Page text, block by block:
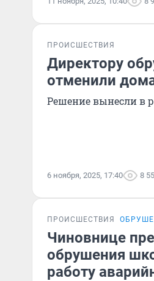
ПРОИСШЕСТВИЯ
Директору
отменили
Решение вынесли в
6 ноября, 2025, 17:40 8
ПРОИСШЕСТВИЯ
Чиновнице
обрушения
работу